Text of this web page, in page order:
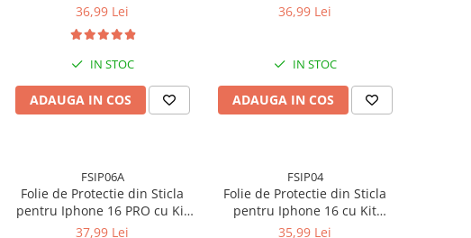
36,99 Lei
IN STOC
ADAUGA IN COS
36,99 Lei
IN STOC
ADAUGA IN COS
FSIP06A
Folie de Protectie din Sticla
pentru Iphone 16 PRO cu Kit
Montare Inclus, Adeziv pe
37,99 Lei
FSIP04
Folie de Protectie din Sticla
pentru Iphone 16 cu Kit
Montare Inclus, Adeziv pe
35,99 Lei